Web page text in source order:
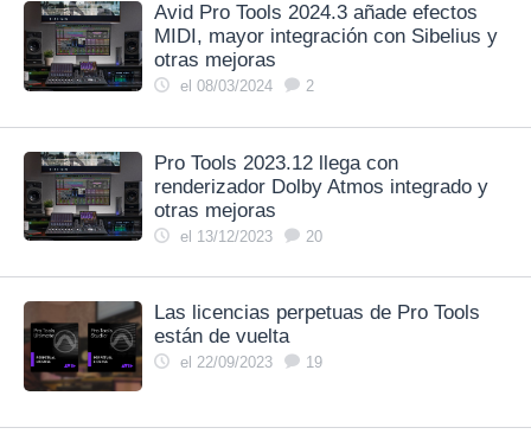
Avid Pro Tools 2024.3 añade efectos
MIDI, mayor integración con Sibelius y
otras mejoras
el 08/03/2024 2
Pro Tools 2023.12 llega con
renderizador Dolby Atmos integrado y
otras mejoras
el 13/12/2023 20
Las licencias perpetuas de Pro Tools
están de vuelta
el 22/09/2023 19